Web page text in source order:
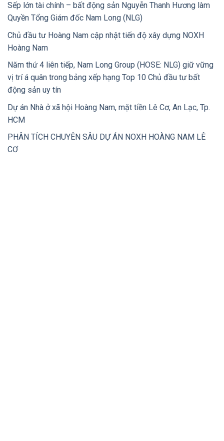
Sếp lớn tài chính – bất động sản Nguyễn Thanh Hương làm
Quyền Tổng Giám đốc Nam Long (NLG)
Chủ đầu tư Hoàng Nam cập nhật tiến độ xây dựng NOXH
Hoàng Nam
Năm thứ 4 liên tiếp, Nam Long Group (HOSE: NLG) giữ vững
vị trí á quân trong bảng xếp hạng Top 10 Chủ đầu tư bất
động sản uy tín
Dự án Nhà ở xã hội Hoàng Nam, mặt tiền Lê Cơ, An Lạc, Tp.
HCM
PHÂN TÍCH CHUYÊN SÂU DỰ ÁN NOXH HOÀNG NAM LÊ
CƠ